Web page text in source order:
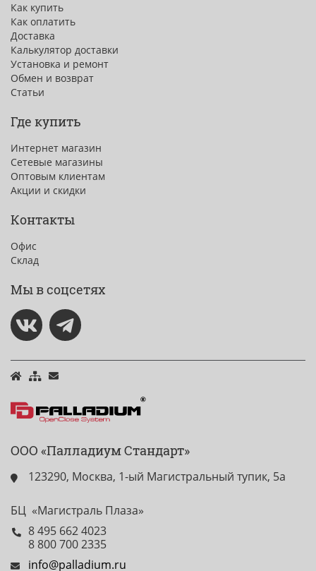
Как купить
Как оплатить
Доставка
Калькулятор доставки
Установка и ремонт
Обмен и возврат
Статьи
Где купить
Интернет магазин
Сетевые магазины
Оптовым клиентам
Акции и скидки
Контакты
Офис
Склад
Мы в соцсетях
ООО «Палладиум Стандарт»
123290, Москва, 1-ый Магистральный тупик, 5а
БЦ «Магистраль Плаза»
8 495 662 4023
8 800 700 2335
info@palladium.ru